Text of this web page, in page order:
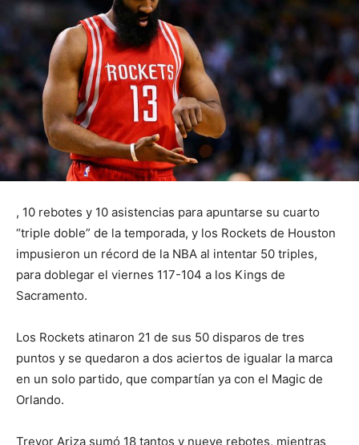
, 10 rebotes y 10 asistencias para apuntarse su cuarto
“triple doble” de la temporada, y los Rockets de Houston
impusieron un récord de la NBA al intentar 50 triples,
para doblegar el viernes 117-104 a los Kings de
Sacramento.
Los Rockets atinaron 21 de sus 50 disparos de tres
puntos y se quedaron a dos aciertos de igualar la marca
en un solo partido, que compartían ya con el Magic de
Orlando.
Trevor Ariza sumó 18 tantos y nueve rebotes, mientras